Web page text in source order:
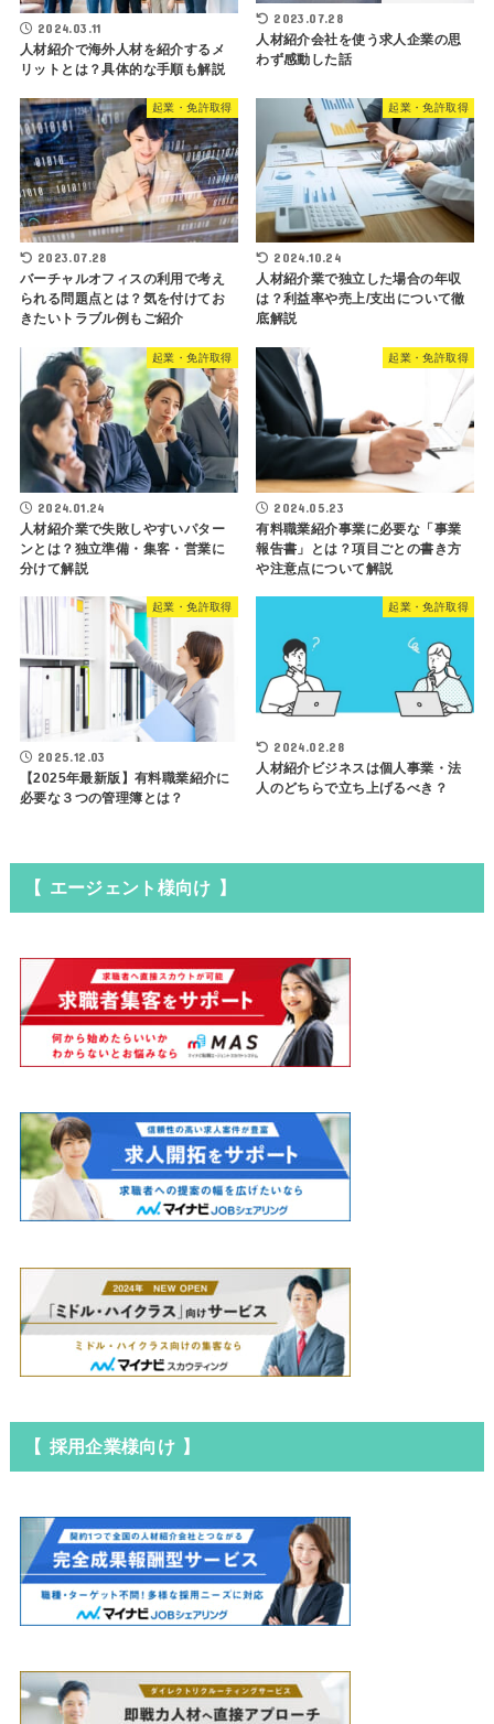
2024.03.11
人材紹介で海外人材を紹介するメ
リットとは？具体的な手順も解説
2023.07.28
人材紹介会社を使う求人企業の思
わず感動した話
起業・免許取得
2023.07.28
バーチャルオフィスの利用で考え
られる問題点とは？気を付けてお
きたいトラブル例もご紹介
起業・免許取得
2024.10.24
人材紹介業で独立した場合の年収
は？利益率や売上/支出について徹
底解説
起業・免許取得
2024.01.24
人材紹介業で失敗しやすいパター
ンとは？独立準備・集客・営業に
分けて解説
起業・免許取得
2024.05.23
有料職業紹介事業に必要な「事業
報告書」とは？項目ごとの書き方
や注意点について解説
起業・免許取得
2025.12.03
【2025年最新版】有料職業紹介に
必要な３つの管理簿とは？
起業・免許取得
2024.02.28
人材紹介ビジネスは個人事業・法
人のどちらで立ち上げるべき？
【 エージェント様向け 】
【 採用企業様向け 】